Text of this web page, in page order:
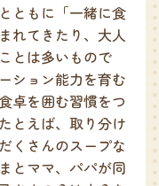
ともに「一緒に食
れてきたり、大人
とは多いもので
ション能力を育む
卓を囲む習慣をつ
とえば、取り分け
くさんのスープな
とママ、パパが同